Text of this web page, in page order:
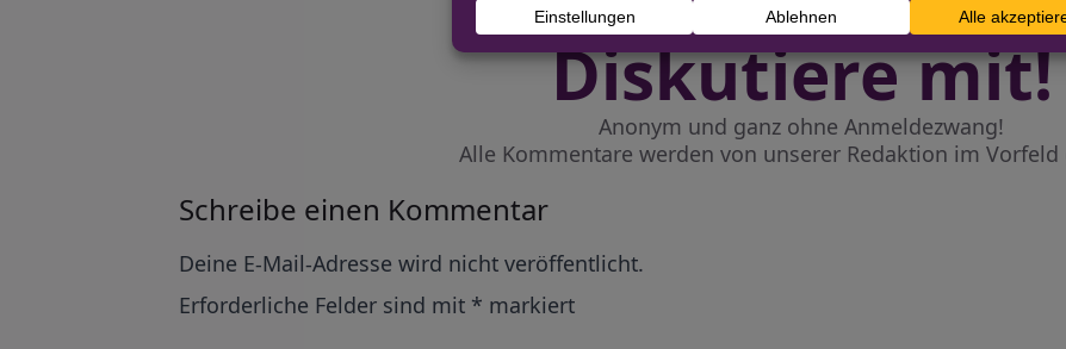
Diskutiere mit!
Anonym und ganz ohne Anmeldezwang!
Alle Kommentare werden von unserer Redaktion im
Schreibe einen Kommentar
Deine E-Mail-Adresse wird nicht veröffentlicht.
Erforderliche Felder sind mit * markiert